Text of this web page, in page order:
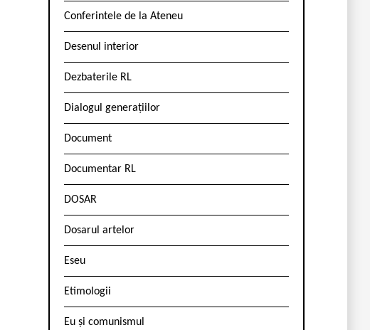
Conferintele de la Ateneu
Desenul interior
Dezbaterile RL
Dialogul generațiilor
Document
Documentar RL
DOSAR
Dosarul artelor
Eseu
Etimologii
Eu și comunismul